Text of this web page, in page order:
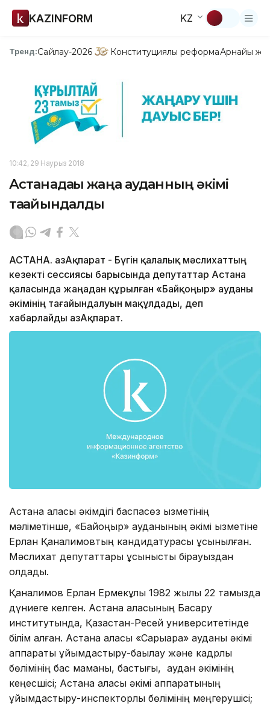
KAZINFORM KZ
Тренд:Сайлау-2026 Конституциялық реформаАрнайы
10:42, 29 Наурыз 2018
Астанадағы жаңа ауданның әкімі
тағайындалды
АСТАНА. ҚазАқпарат - Бүгін қалалық мәслихаттың
кезекті сессиясы барысында депутаттар Астана
қаласында жаңадан құрылған «Байқоңыр» ауданы
әкімінің тағайындалуын мақұлдады, деп
хабарлайды ҚазАқпарат.
Астана қаласы әкімдігі баспасөз қызметінің
мәліметінше, «Байқоңыр» ауданының әкімі қызметіне
Ерлан Қаналимовтың кандидатурасы ұсынылған.
Мәслихат депутаттары ұсынысты бірауыздан
қолдады.
Қаналимов Ерлан Ермекұлы 1982 жылы 22 тамызда
дүниеге келген. Астана қаласының Басқару
институтында, Қазақстан-Ресей университетінде
білім алған. Астана қаласы «Сарыарқа» ауданы әкімі
аппараты ұйымдастыру-бақылау және кадрлық
бөлімінің бас маманы, бастығы, аудан әкімінің
кеңесшісі; Астана қаласы әкімі аппаратының
ұйымдастыру-инспекторлық бөлімінің меңгерушісі;